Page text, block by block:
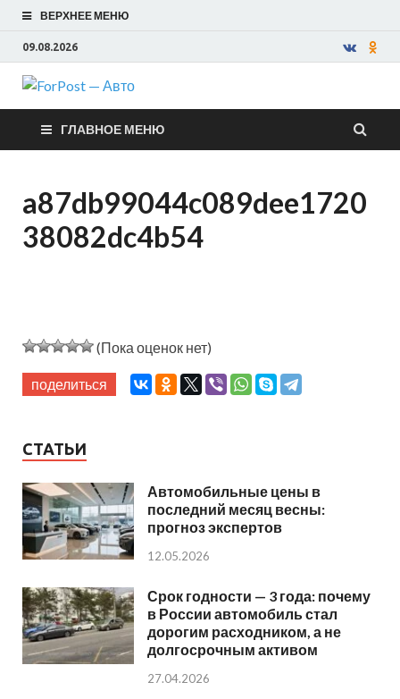
ВЕРХНЕЕ МЕНЮ
09.08.2026
ForPost —
Авто
ГЛАВНОЕ МЕНЮ
a87db99044c089dee1720
38082dc4b54
(Пока оценок нет)
поделиться
СТАТЬИ
Автомобильные цены в
последний месяц весны:
прогноз экспертов
12.05.2026
Срок годности — 3 года: почему
в России автомобиль стал
дорогим расходником, а не
долгосрочным активом
27.04.2026